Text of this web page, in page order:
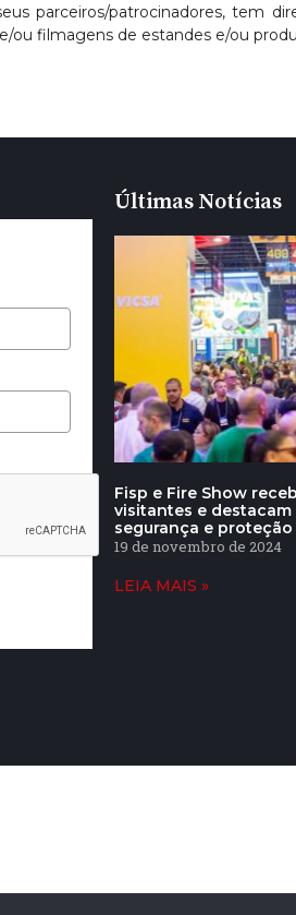
parceiros/patrocinadores, tem
filmagens de estandes e/ou
Últimas Notícias
Fisp e Fire Show
visitantes e
segurança e proteção
19 de novembro de 2024
LEIA MAIS »